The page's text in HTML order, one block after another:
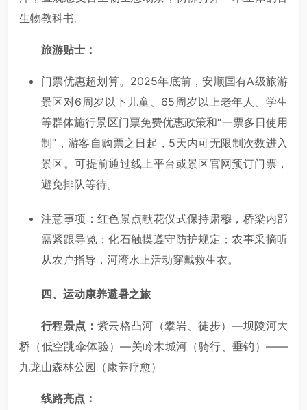
生物教科书。
旅游贴士：
门票优惠超划算。2025年底前，安顺国有A级旅游
景区对6周岁以下儿童、65周岁以上老年人、学生
等群体施行景区门票免费优惠政策和“一票多日使用
制”，游客自购票之日起，5天内可无限制次数进入
景区。可提前通过线上平台或景区官网预订门票，
避免排队等待。
注意事项：红色景点献花仪式保持肃穆，桥梁内部
需紧跟导览；化石触摸遵守防护规定；农事采摘听
从农户指导，河湾水上活动穿戴救生衣。
四、运动康养避暑之旅
行程景点： 紫云格凸河（攀岩、徒步）—坝陵河大
桥（低空跳伞体验）—关岭木城河（骑行、垂钓）——
九龙山森林公园（康养疗愈）
线路亮点：